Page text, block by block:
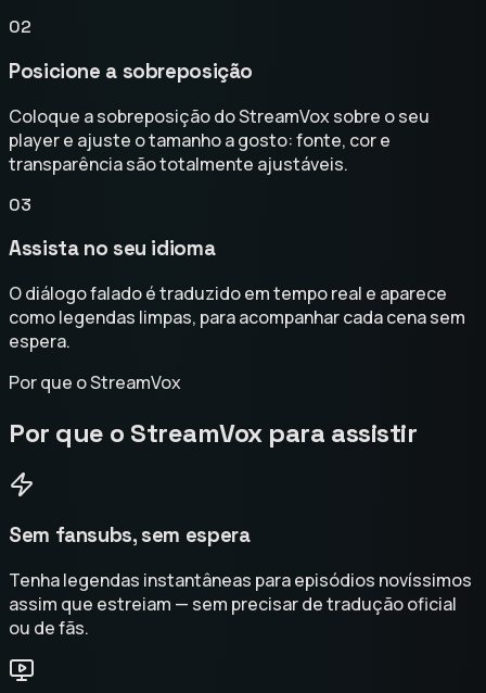
02
Posicione a sobreposição
Coloque a sobreposição do StreamVox sobre o seu
player e ajuste o tamanho a gosto: fonte, cor e
transparência são totalmente ajustáveis.
03
Assista no seu idioma
O diálogo falado é traduzido em tempo real e aparece
como legendas limpas, para acompanhar cada cena sem
espera.
Por que o StreamVox
Por que o StreamVox para assistir
Sem fansubs, sem espera
Tenha legendas instantâneas para episódios novíssimos
assim que estreiam — sem precisar de tradução oficial
ou de fãs.